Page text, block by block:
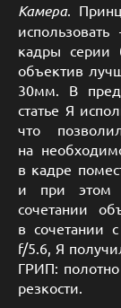
Камера.
кадры серии
объектив
30мм. В
статье Я
что
на
в кадре
и при этом
сочетании
в сочетании
f/5.6, Я
ГРИП:
резкости.